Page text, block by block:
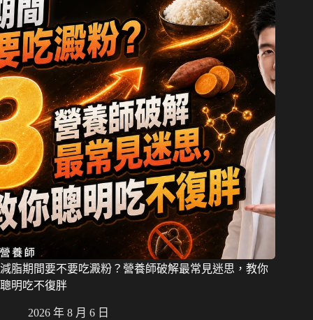
減脂期間要不要吃澱粉？營養師破解最常見迷思，教你
聰明吃不復胖
2026 年 8 月 6 日